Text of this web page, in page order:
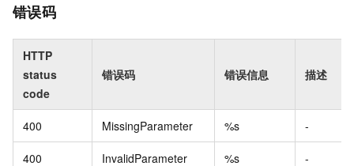
错误码
HTTP
status
code
错误码 错误信息 描述
400 MissingParameter %s -
400 InvalidParameter %s -